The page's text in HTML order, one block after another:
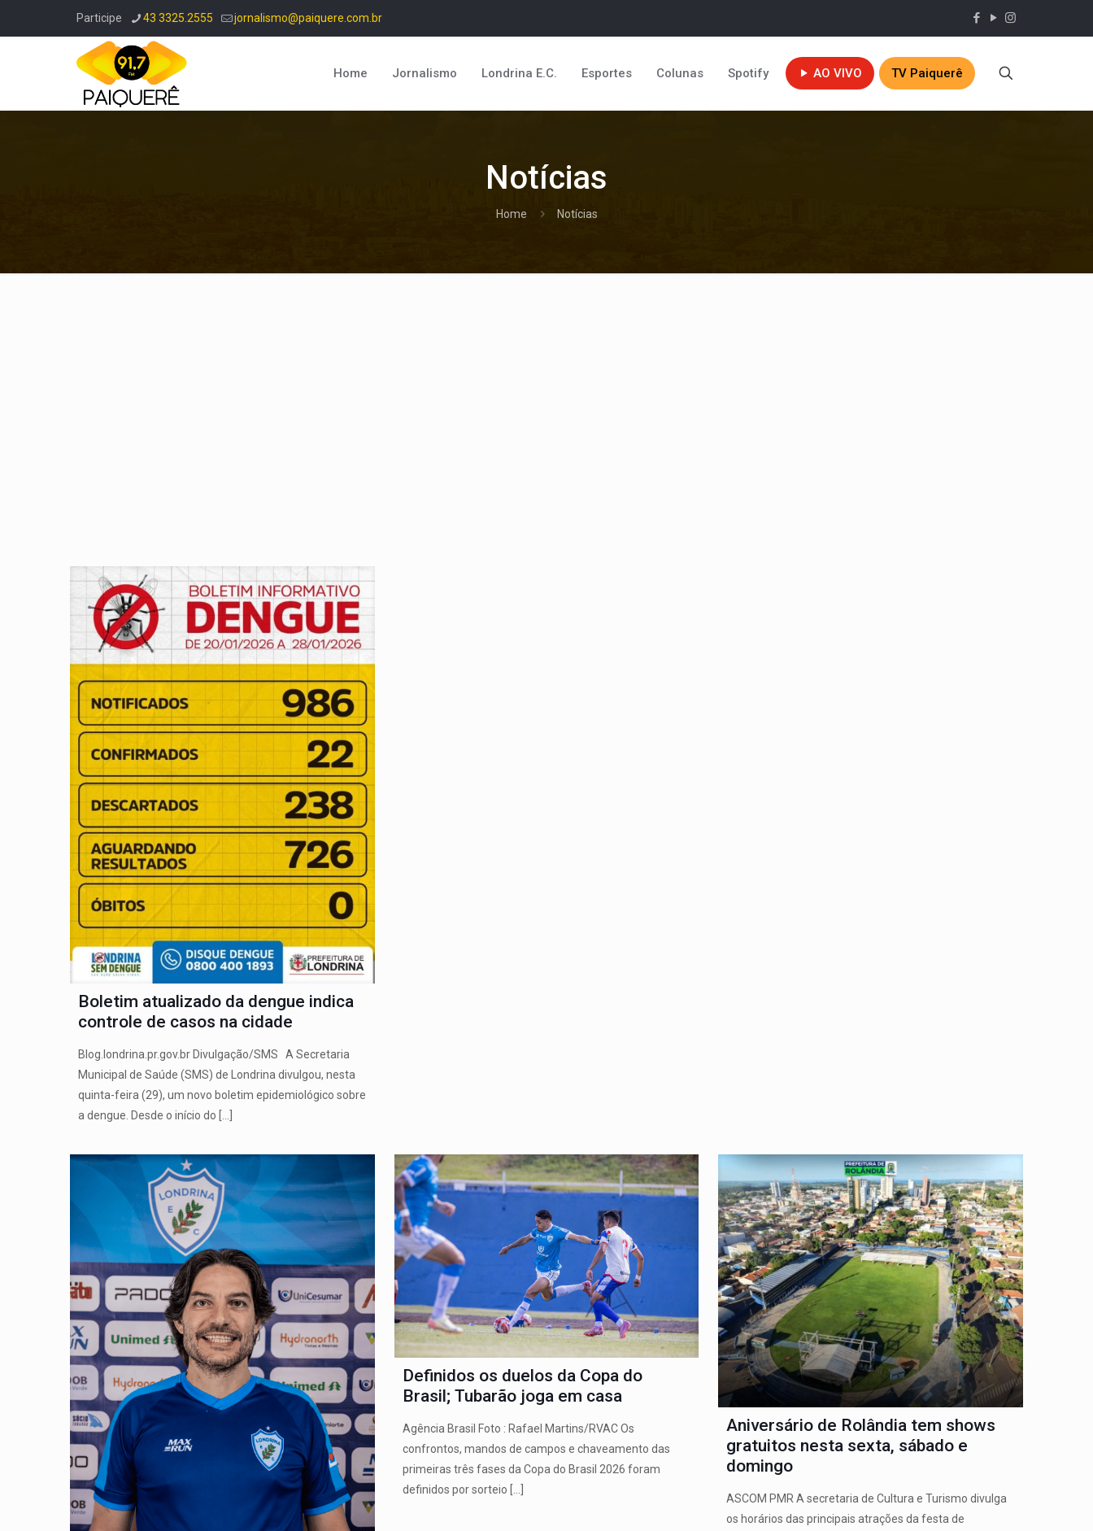
Participe 43 3325.2555 jornalismo@paiquere.com.br
Home Jornalismo Londrina E.C. Esportes Colunas Spotify AO VIVO TV Paiquerê
Notícias
Home Notícias
Boletim atualizado da dengue indica
controle de casos na cidade
Blog.londrina.pr.gov.br Divulgação/SMS A Secretaria
Municipal de Saúde (SMS) de Londrina divulgou, nesta
quinta-feira (29), um novo boletim epidemiológico sobre
a dengue. Desde o início do
Definidos os duelos da Copa do
Brasil; Tubarão joga em casa
Agência Brasil Foto : Rafael Martins/RVAC Os
confrontos, mandos de campos e chaveamento das
primeiras três fases da Copa do Brasil 2026 foram
definidos por sorteio
Aniversário de Rolândia tem shows
gratuitos nesta sexta, sábado e
domingo
ASCOM PMR A secretaria de Cultura e Turismo divulga
os horários das principais atrações da festa de